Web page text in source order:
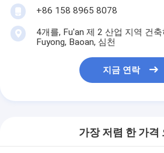
+86 158 8965 8078
4개를, Fu'an 제 2 산업 지역 건
Fuyong, Baoan, 심천
지금 연락
가장 저렴 한 가격